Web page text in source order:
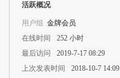
活跃概况
用户组 金牌会员
在线时间
252 小时
最后访问
2019-7-17 08:29
上次发表时间
2018-10-7 14:09